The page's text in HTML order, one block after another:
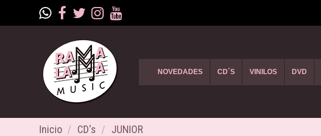
NOVEDADES CD´S VINILOS DVD
Inicio CD's JUNIOR